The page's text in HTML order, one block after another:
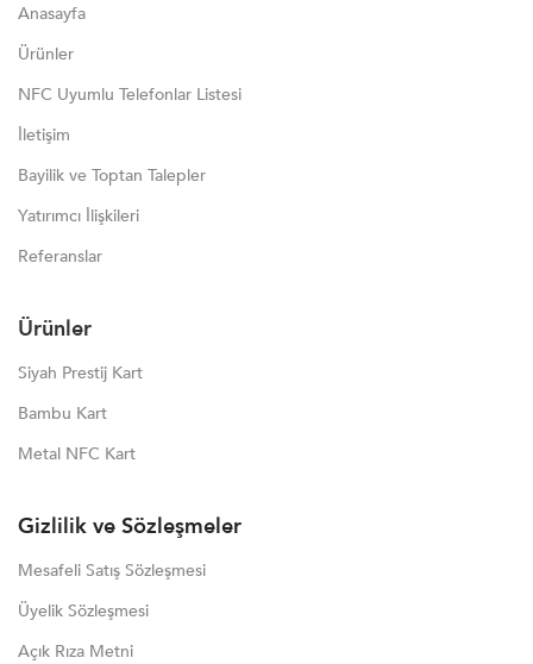
Anasayfa
Ürünler
NFC Uyumlu Telefonlar Listesi
İletişim
Bayilik ve Toptan Talepler
Yatırımcı İlişkileri
Referanslar
Ürünler
Siyah Prestij Kart
Bambu Kart
Metal NFC Kart
Gizlilik ve Sözleşmeler
Mesafeli Satış Sözleşmesi
Üyelik Sözleşmesi
Açık Rıza Metni